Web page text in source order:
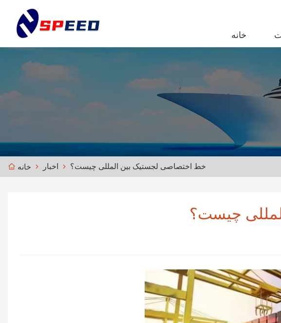
خانه
خانه اخبار خط اختصاصی لجستیک بین المللی چیست؟
چیست؟